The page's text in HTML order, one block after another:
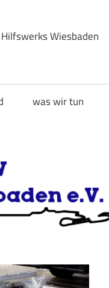
Wiesbaden
was wir tun